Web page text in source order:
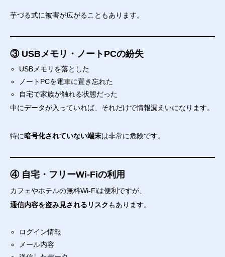
芋づる式に被害が広がることもあります。
③ USBメモリ・ノートPCの紛失
USBメモリを落とした
ノートPCを電車に置き忘れた
自宅で家族が触れる状態だった
中にデータが入っていれば、それだけで情報漏えいになります。
特に暗号化されていない端末は非常に危険です。
④ 自宅・フリーWi-Fiの利用
カフェやホテルの無料Wi-Fiは便利ですが、
通信内容を盗み見されるリスク もあります。
ログイン情報
メール内容